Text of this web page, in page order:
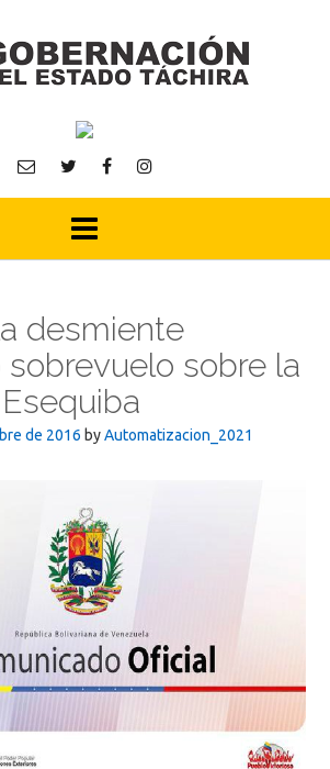
desmiente
sobre la
de 2016 byAutomatizacion_2021